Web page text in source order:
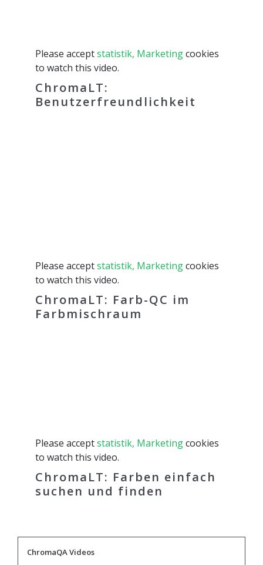
Please acceptstatistik, Marketingcookies
to watch this video.
ChromaLT:
Benutzerfreundlichkeit
Please acceptstatistik, Marketingcookies
to watch this video.
ChromaLT: Farb-QC im
Farbmischraum
Please acceptstatistik, Marketingcookies
to watch this video.
ChromaLT: Farben einfach
suchen und finden
ChromaQA Videos